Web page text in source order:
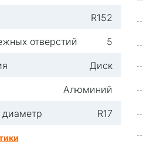
R152
отверстий
5
Диск
Алюминий
R17